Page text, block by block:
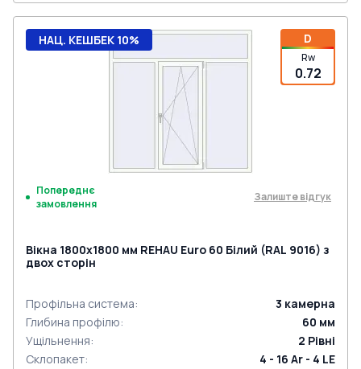
D
Rw
0.72
НАЦ. КЕШБЕК 10%
Попереднє
замовлення
Залиште відгук
Вікна 1800x1800 мм REHAU Euro 60 Білий (RAL 9016) з
двох сторін
Профільна система: 3 камерна
Глибина профілю: 60 мм
Ущільнення: 2 Рівні
Склопакет:
4 - 16 Ar - 4 LE